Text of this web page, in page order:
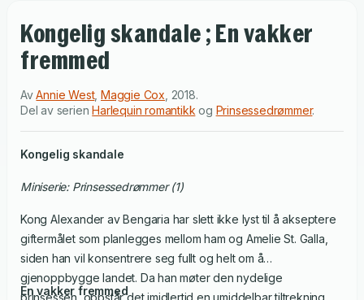
Kongelig skandale ; En vakker
fremmed
AvAnnie West,Maggie Cox 2018.
Del av serienHarlequin romantikk og Prinsessedrømmer.
Kongelig skandale
Miniserie: Prinsessedrømmer (1)
Kong Alexander av Bengaria har slett ikke lyst til å akseptere
giftermålet som planlegges mellom ham og Amelie St. Galla,
siden han vil konsentrere seg fullt og helt om å
gjenoppbygge landet. Da han møter den nydelige
prinsessen, oppstår det imidlertid en umiddelbar tiltrekning
En vakker fremmed